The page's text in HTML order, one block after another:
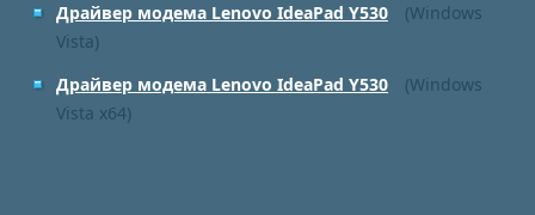
Драйвер модема Lenovo IdeaPad Y530
(Windows
Vista)
Драйвер модема Lenovo IdeaPad Y530
(Windows
Vista x64)